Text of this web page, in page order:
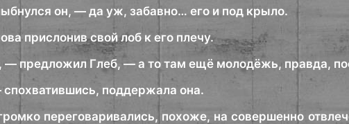
он, — да уж, забавно… его и под крыло.
прислонив свой лоб к его плечу.
предложил Глеб, — а то там ещё молодёжь, правда,
поддержала она.
переговаривались, похоже, на совершенно